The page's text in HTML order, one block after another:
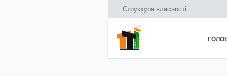
Структура власності